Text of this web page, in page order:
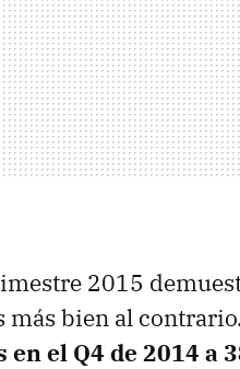
2015
más bien al
el Q4 de 2014 a